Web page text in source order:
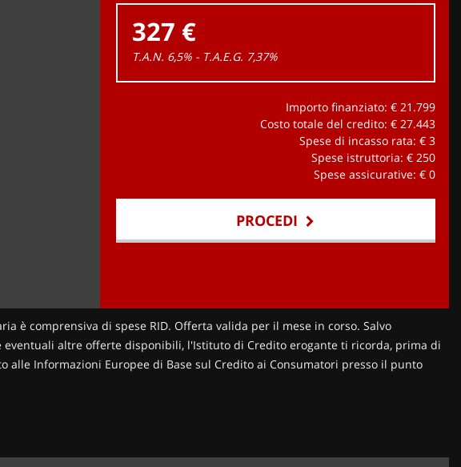
327 €
T.A.N. 6,5% - T.A.E.G. 7,37%
Importo finanziato: € 21.799
Costo totale del credito: € 27.443
Spese di incasso rata: € 3
Spese istruttoria: € 250
Spese assicurative: € 0
PROCEDI
è comprensiva di spese RID. Offerta valida per il mese in corso. Salvo
altre offerte disponibili, l'Istituto di Credito erogante ti ricorda, prima di
Informazioni Europee di Base sul Credito ai Consumatori presso il punto